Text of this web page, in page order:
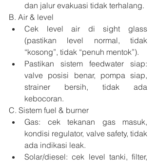
dan jalur evakuasi tidak terhalang.
B. Air & level
Cek level air di sight glass
(pastikan level normal, tidak
“kosong”, tidak “penuh mentok”).
Pastikan sistem feedwater siap:
valve posisi benar, pompa siap,
strainer bersih, tidak ada
kebocoran.
C. Sistem fuel & burner
Gas: cek tekanan gas masuk,
kondisi regulator, valve safety, tidak
ada indikasi leak.
Solar/diesel: cek level tanki, filter,